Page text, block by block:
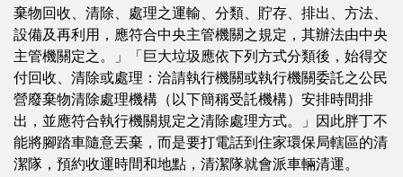
棄物回收、清除、處理之運輸、分類、貯存、排出、方法、
設備及再利用，應符合中央主管機關之規定，其辦法由中央
主管機關定之。」「巨大垃圾應依下列方式分類後，始得交
付回收、清除或處理：洽請執行機關或執行機關委託之公民
營廢棄物清除處理機構（以下簡稱受託機構）安排時間排
出，並應符合執行機關規定之清除處理方式。」因此胖丁不
能將腳踏車隨意丟棄，而是要打電話到住家環保局轄區的清
潔隊，預約收運時間和地點，清潔隊就會派車輛清運。